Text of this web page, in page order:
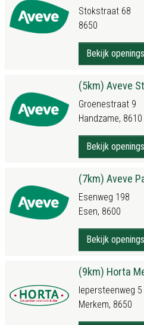
Stokstraat 68
8650
Bekijk
(5km) Aveve
Groenestraat 9
Handzame, 8610
Bekijk
(7km) Aveve
Esenweg 198
Esen, 8600
Bekijk
(9km) Horta
Iepersteenweg 5
Merkem, 8650